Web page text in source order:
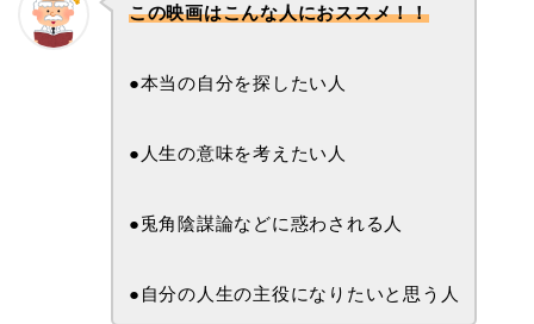
この映画はこんな人におススメ！！
●本当の自分を探したい人
●人生の意味を考えたい人
●兎角陰謀論などに惑わされる人
●自分の人生の主役になりたいと思う人